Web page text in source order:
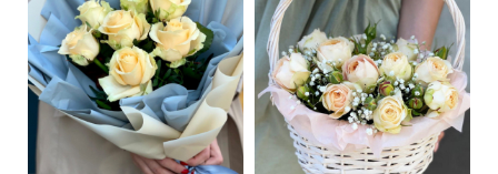
В пышном оформлении
Розы, гипсофила, зелень,
оазис, корзина плетёная,
бант